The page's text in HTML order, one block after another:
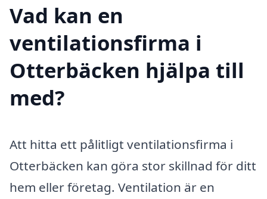
Vad kan en
ventilationsfirma i
Otterbäcken hjälpa till
med?
Att hitta ett pålitligt ventilationsfirma i
Otterbäcken kan göra stor skillnad för ditt
hem eller företag. Ventilation är en